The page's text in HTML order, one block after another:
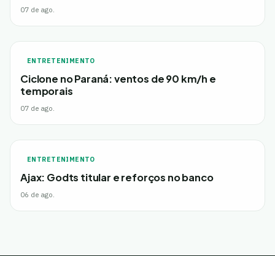
07 de ago.
ENTRETENIMENTO
Ciclone no Paraná: ventos de 90 km/h e
temporais
07 de ago.
ENTRETENIMENTO
Ajax: Godts titular e reforços no banco
06 de ago.